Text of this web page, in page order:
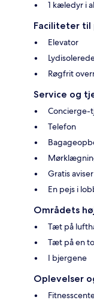
1 kæledyr i
Faciliteter til
Elevator
Røgfrit
Service og
Concierge-
Telefon
Gratis
En pejs i
Områdets
Tæt på
Tæt på en
I bjergene
Oplevelser